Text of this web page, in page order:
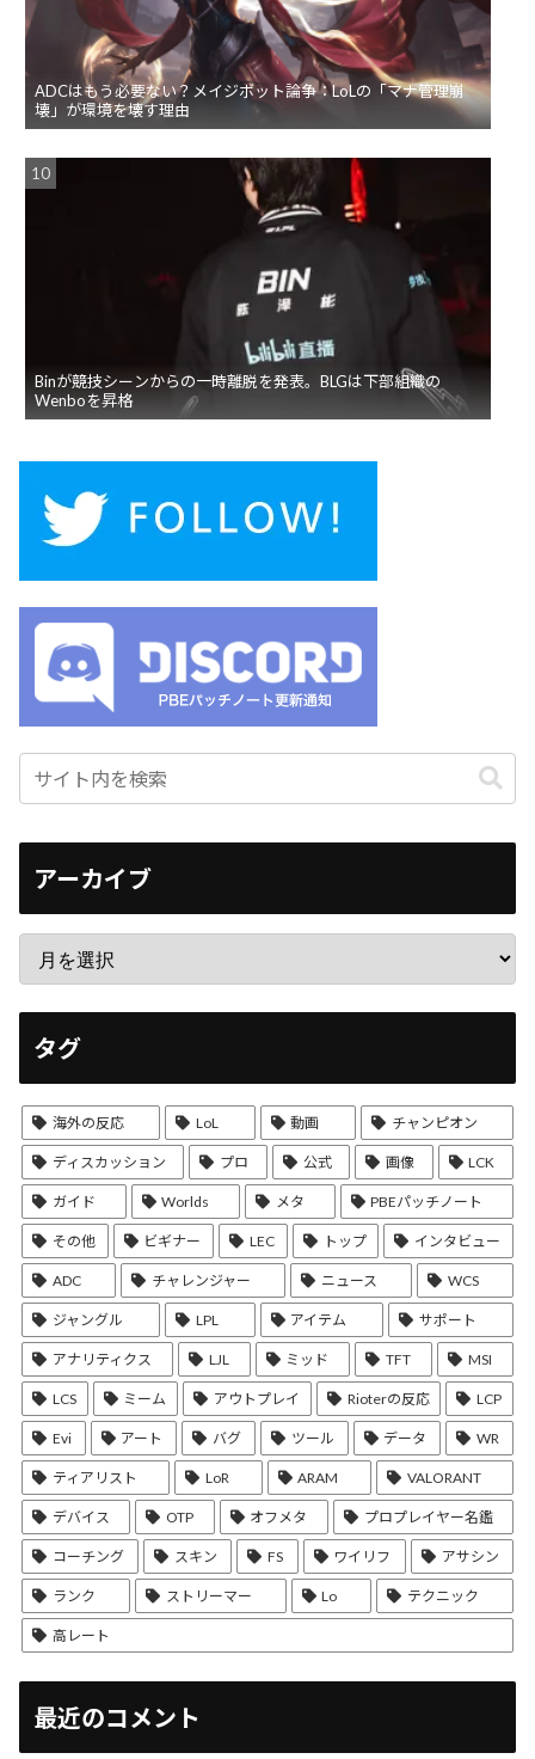
ADCはもう必要ない？メイジボット論争：LoLの「マナ管理崩
壊」が環境を壊す理由
Binが競技シーンからの一時離脱を発表。BLGは下部組織の
Wenboを昇格
アーカイブ
タグ
海外の反応 LoL 動画 チャンピオン
ディスカッション プロ 公式 画像 LCK
ガイド Worlds メタ PBEパッチノート
その他 ビギナー LEC トップ インタビュー
ADC チャレンジャー ニュース WCS
ジャングル LPL アイテム サポート
アナリティクス LJL ミッド TFT MSI
LCS ミーム アウトプレイ Rioterの反応 LCP
Evi アート バグ ツール データ WR
ティアリスト LoR ARAM VALORANT
デバイス OTP オフメタ プロプレイヤー名鑑
コーチング スキン FS ワイリフ アサシン
ランク ストリーマー Lo テクニック
高レート
最近のコメント